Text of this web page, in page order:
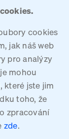
cookies
jak náš web
pro analýzy
mohou
které jste jim
toho, že
zpracování
zde.